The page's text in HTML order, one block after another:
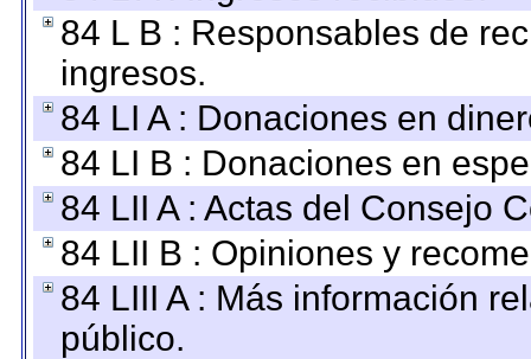
84 L B : Responsables de
ingresos.
84 LI A : Donaciones en
84 LI B : Donaciones en
84 LII A : Actas del Consejo
84 LII B : Opiniones y
84 LIII A : Más información
público.